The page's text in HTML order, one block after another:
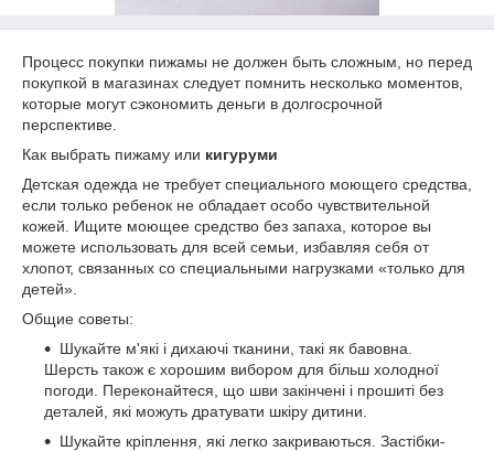
Процесс покупки пижамы не должен быть сложным, но перед
покупкой в ​​магазинах следует помнить несколько моментов,
которые могут сэкономить деньги в долгосрочной
перспективе.
Как выбрать пижаму или кигуруми
Детская одежда не требует специального моющего средства,
если только ребенок не обладает особо чувствительной
кожей. Ищите моющее средство без запаха, которое вы
можете использовать для всей семьи, избавляя себя от
хлопот, связанных со специальными нагрузками «только для
детей».
Общие советы:
Шукайте м'які і дихаючі тканини, такі як бавовна.
Шерсть також є хорошим вибором для більш холодної
погоди. Переконайтеся, що шви закінчені і прошиті без
деталей, які можуть дратувати шкіру дитини.
Шукайте кріплення, які легко закриваються. Застібки-